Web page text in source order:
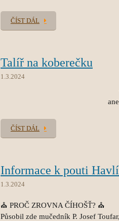
ČÍST DÁL
Talíř na koberečku
1.3.2024
ČÍST DÁL
Informace k pouti
1.3.2024
⛪ PROČ ZROVNA ČÍHOŠŤ? ⛪
Působil zde mučedník P. Josef